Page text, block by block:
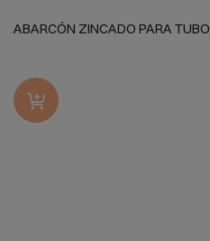
ABARCÓN ZINCADO PARA